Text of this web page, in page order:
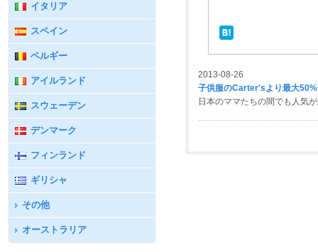
イタリア
スペイン
ベルギー
アイルランド
スウェーデン
デンマーク
フィンランド
ギリシャ
その他
オーストラリア
2013-08-26
子供服のCarter'sより最大
日本のママたちの間でも人気